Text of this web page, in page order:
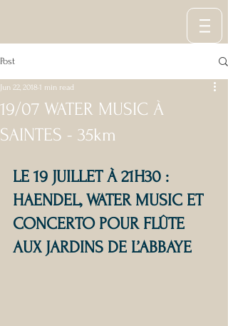
Post
19/07 WATER MUSIC À
SAINTES - 35km
Jun 22, 2018 1 min read
LE 19 JUILLET À 21H30 :
HAENDEL, WATER MUSIC ET
CONCERTO POUR FLÛTE
AUX JARDINS DE L’ABBAYE